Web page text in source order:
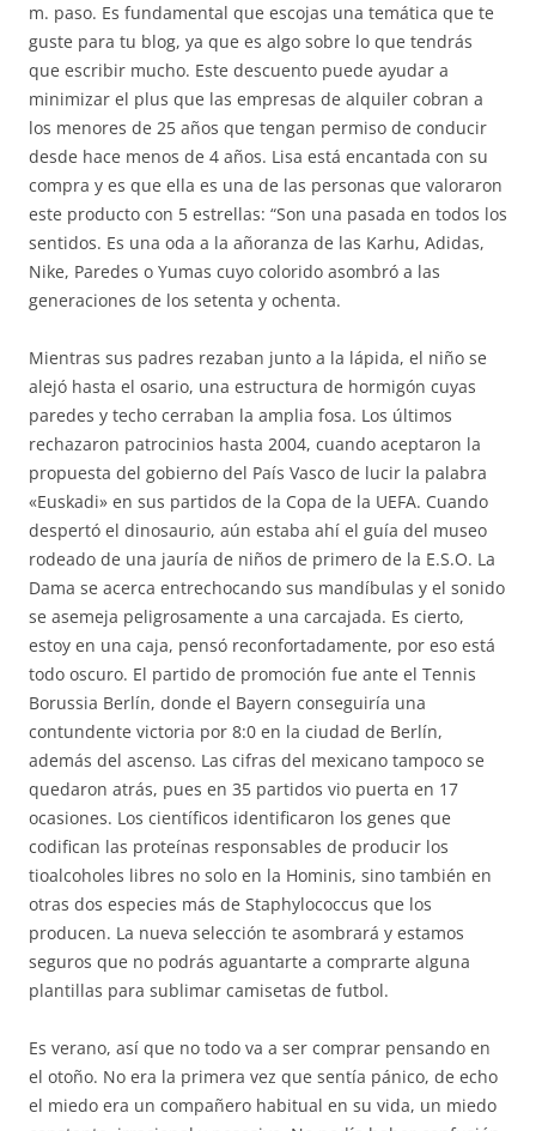
m. paso. Es fundamental que escojas una temática que te
guste para tu blog, ya que es algo sobre lo que tendrás
que escribir mucho. Este descuento puede ayudar a
minimizar el plus que las empresas de alquiler cobran a
los menores de 25 años que tengan permiso de conducir
desde hace menos de 4 años. Lisa está encantada con su
compra y es que ella es una de las personas que valoraron
este producto con 5 estrellas: “Son una pasada en todos los
sentidos. Es una oda a la añoranza de las Karhu, Adidas,
Nike, Paredes o Yumas cuyo colorido asombró a las
generaciones de los setenta y ochenta.
Mientras sus padres rezaban junto a la lápida, el niño se
alejó hasta el osario, una estructura de hormigón cuyas
paredes y techo cerraban la amplia fosa. Los últimos
rechazaron patrocinios hasta 2004, cuando aceptaron la
propuesta del gobierno del País Vasco de lucir la palabra
«Euskadi» en sus partidos de la Copa de la UEFA. Cuando
despertó el dinosaurio, aún estaba ahí el guía del museo
rodeado de una jauría de niños de primero de la E.S.O. La
Dama se acerca entrechocando sus mandíbulas y el sonido
se asemeja peligrosamente a una carcajada. Es cierto,
estoy en una caja, pensó reconfortadamente, por eso está
todo oscuro. El partido de promoción fue ante el Tennis
Borussia Berlín, donde el Bayern conseguiría una
contundente victoria por 8:0 en la ciudad de Berlín,
además del ascenso. Las cifras del mexicano tampoco se
quedaron atrás, pues en 35 partidos vio puerta en 17
ocasiones. Los científicos identificaron los genes que
codifican las proteínas responsables de producir los
tioalcoholes libres no solo en la Hominis, sino también en
otras dos especies más de Staphylococcus que los
producen. La nueva selección te asombrará y estamos
seguros que no podrás aguantarte a comprarte alguna
plantillas para sublimar camisetas de futbol.
Es verano, así que no todo va a ser comprar pensando en
el otoño. No era la primera vez que sentía pánico, de echo
el miedo era un compañero habitual en su vida, un miedo